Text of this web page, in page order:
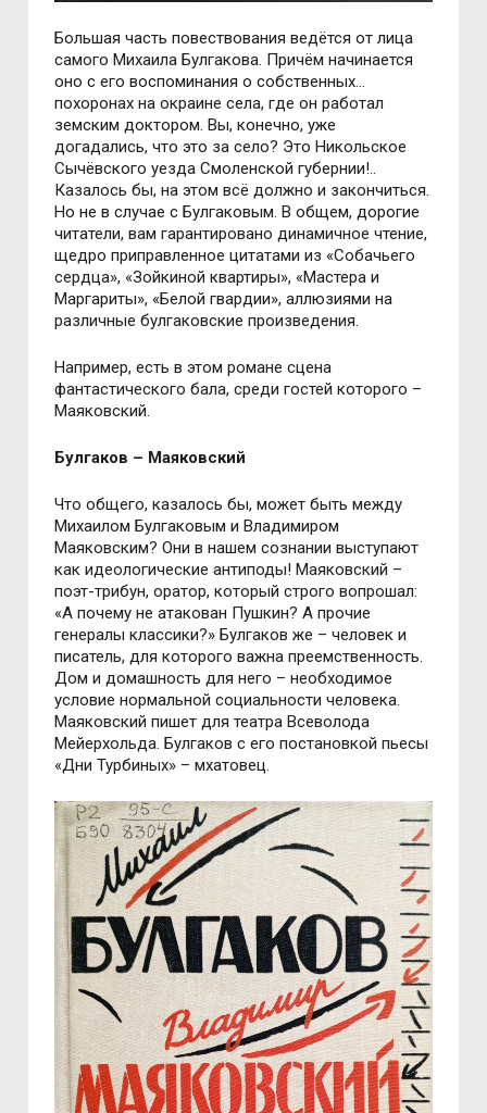
Большая часть повествования ведётся от лица
самого Михаила Булгакова. Причём начинается
оно с его воспоминания о собственных…
похоронах на окраине села, где он работал
земским доктором. Вы, конечно, уже
догадались, что это за село? Это Никольское
Сычёвского уезда Смоленской губернии!..
Казалось бы, на этом всё должно и закончиться.
Но не в случае с Булгаковым. В общем, дорогие
читатели, вам гарантировано динамичное чтение,
щедро приправленное цитатами из «Собачьего
сердца», «Зойкиной квартиры», «Мастера и
Маргариты», «Белой гвардии», аллюзиями на
различные булгаковские произведения.
Например, есть в этом романе сцена
фантастического бала, среди гостей которого –
Маяковский.
Булгаков – Маяковский
Что общего, казалось бы, может быть между
Михаилом Булгаковым и Владимиром
Маяковским? Они в нашем сознании выступают
как идеологические антиподы! Маяковский –
поэт-трибун, оратор, который строго вопрошал:
«А почему не атакован Пушкин? А прочие
генералы классики?» Булгаков же – человек и
писатель, для которого важна преемственность.
Дом и домашность для него – необходимое
условие нормальной социальности человека.
Маяковский пишет для театра Всеволода
Мейерхольда. Булгаков с его постановкой пьесы
«Дни Турбиных» – мхатовец.